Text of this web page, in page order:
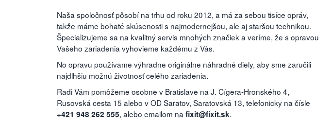
Naša spoločnosť pôsobí na trhu od roku 2012, a má za sebou tisíce opráv,
takže máme bohaté skúsenosti s najmodernejšou, ale aj staršou technikou.
Špecializujeme sa na kvalitný servis mnohých značiek a veríme, že s opravou
Vašeho zariadenia vyhovieme každému z Vás.
No opravu používame výhradne originálne náhradné diely, aby sme zaručili
najdlhšiu možnú životnosť celého zariadenia.
Radi Vám pomôžeme osobne v Bratislave na J. Cígera-Hronského 4,
Rusovská cesta 15 alebo v OD Saratov, Saratovská 13, telefonicky na čísle
+421 948 262 555, alebo emailom na fixit@fixit.sk.